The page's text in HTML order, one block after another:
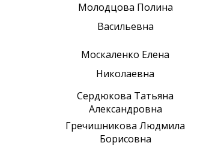
Молодцова Полина
Васильевна
Москаленко Елена
Николаевна
Сердюкова Татьяна
Александровна
Гречишникова Людмила
Борисовна